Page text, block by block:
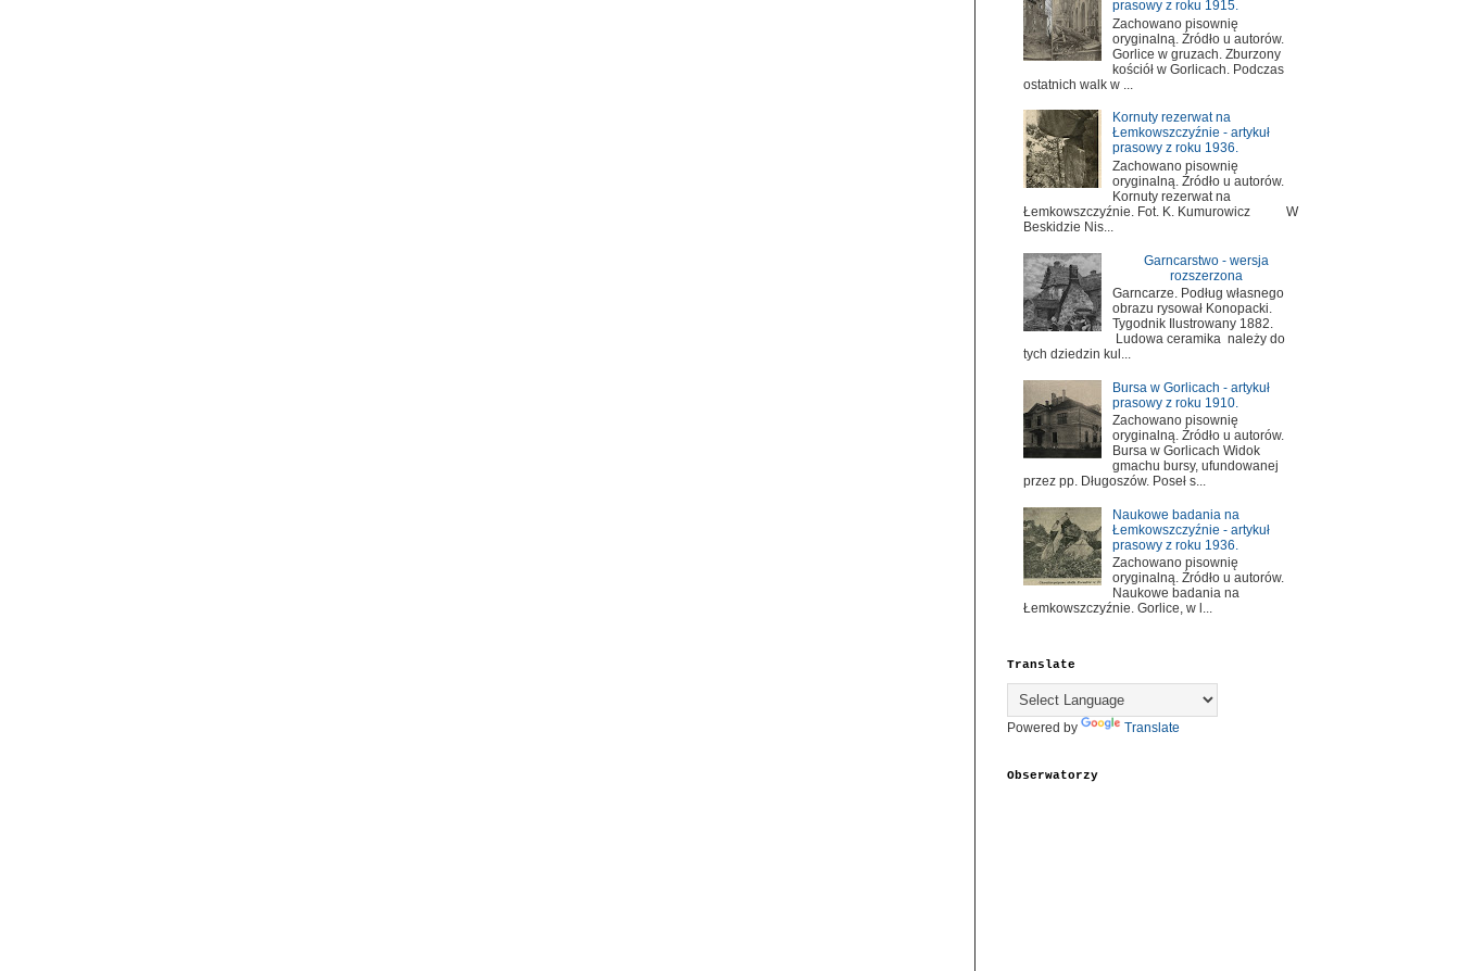
prasowy z roku 1915.
Zachowano pisownię
oryginalną. Źródło u autorów.
Gorlice w gruzach. Zburzony
kościół w Gorlicach. Podczas
ostatnich walk w ...
Kornuty rezerwat na
Łemkowszczyźnie - artykuł
prasowy z roku 1936.
Zachowano pisownię
oryginalną. Źródło u autorów.
Kornuty rezerwat na
Łemkowszczyźnie. Fot. K. Kumurowicz W
Beskidzie Nis...
Garncarstwo - wersja
rozszerzona
Garncarze. Podług własnego
obrazu rysował Konopacki.
Tygodnik Ilustrowany 1882.
Ludowa ceramika należy do
tych dziedzin kul...
Bursa w Gorlicach - artykuł
prasowy z roku 1910.
Zachowano pisownię
oryginalną. Źródło u autorów.
Bursa w Gorlicach Widok
gmachu bursy, ufundowanej
przez pp. Długoszów. Poseł s...
Naukowe badania na
Łemkowszczyźnie - artykuł
prasowy z roku 1936.
Zachowano pisownię
oryginalną. Źródło u autorów.
Naukowe badania na
Łemkowszczyźnie. Gorlice, w l...
Translate
Powered by Translate
Obserwatorzy